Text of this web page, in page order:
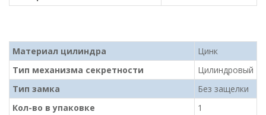
Материал цилиндра
Цинк
Тип механизма секретности
Цилиндровый
Тип замка
Без защелки
Кол-во в упаковке
1